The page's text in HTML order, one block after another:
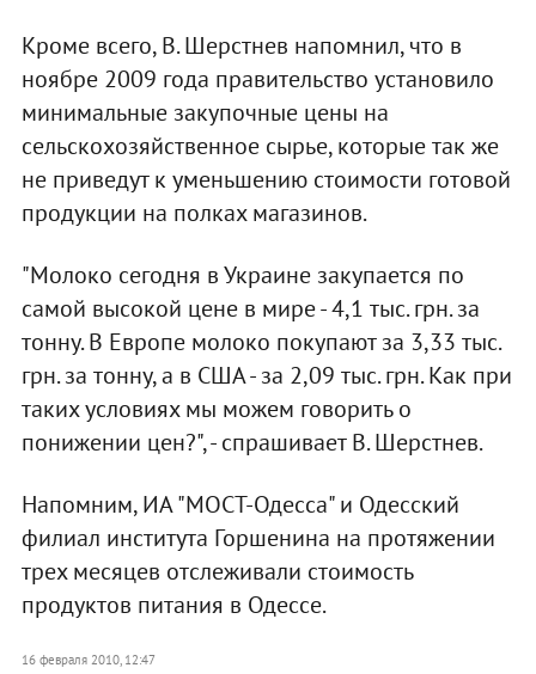
Кроме всего, В. Шерстнев напомнил, что в
ноябре 2009 года правительство установило
минимальные закупочные цены на
сельскохозяйственное сырье, которые так же
не приведут к уменьшению стоимости готовой
продукции на полках магазинов.
"Молоко сегодня в Украине закупается по
самой высокой цене в мире - 4,1 тыс. грн. за
тонну. В Европе молоко покупают за 3,33 тыс.
грн. за тонну, а в США - за 2,09 тыс. грн. Как при
таких условиях мы можем говорить о
понижении цен?", - спрашивает В. Шерстнев.
Напомним, ИА "МОСТ-Одесса" и Одесский
филиал института Горшенина на протяжении
трех месяцев отслеживали стоимость
продуктов питания в Одессе.
16 февраля 2010, 12:47